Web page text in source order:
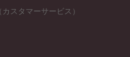
スタマーサービス）